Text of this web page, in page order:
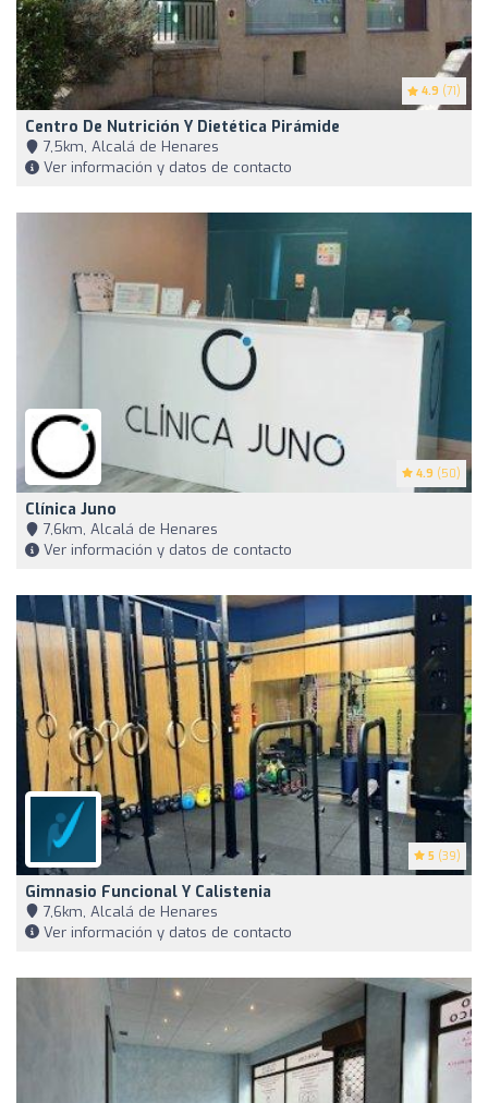
4.9 (71)
Centro De Nutrición Y Dietética Pirámide
7,5km, Alcalá de Henares
Ver información y datos de contacto
4.9 (50)
Clínica Juno
7,6km, Alcalá de Henares
Ver información y datos de contacto
5 (39)
Gimnasio Funcional Y Calistenia
7,6km, Alcalá de Henares
Ver información y datos de contacto